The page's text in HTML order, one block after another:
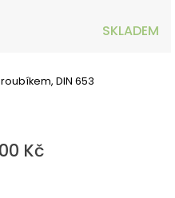
SKLADEM
DIN 653
Kč